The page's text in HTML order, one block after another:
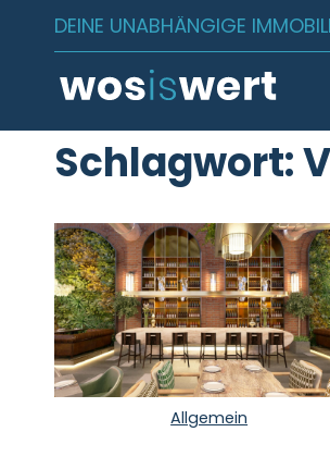
Zum Inhalt springen
DEINE UNABHÄNGIGE
Schlagwort:
Allgemein